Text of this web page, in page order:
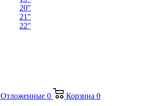
20"
21"
22"
Отложенные 0 Корзина 0